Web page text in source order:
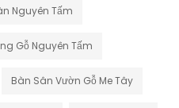
Nguyên Tấm
Gỗ Nguyên Tấm
Bàn Sân Vườn Gỗ Me Tây